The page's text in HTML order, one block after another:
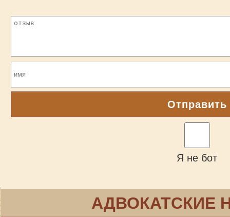
Отправить
Я не бот
АДВОКАТСКИЕ